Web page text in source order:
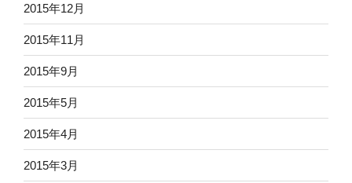
2015年12月
2015年11月
2015年9月
2015年5月
2015年4月
2015年3月